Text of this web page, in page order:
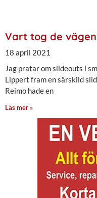
Vart tog de
18 april 2021
Jag pratar om slideouts i
Lippert fram en särskild
Reimo hade en
Läs mer »